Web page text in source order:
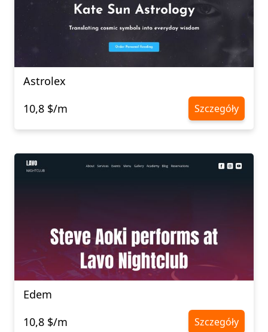
Astrolex
10,8 $/m
Szczegóły
Edem
10,8 $/m
Szczegóły